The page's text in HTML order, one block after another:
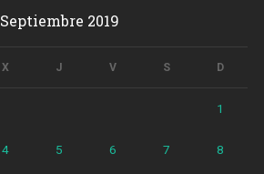
Septiembre 2019
X J V S D
1
4 5 6 7 8